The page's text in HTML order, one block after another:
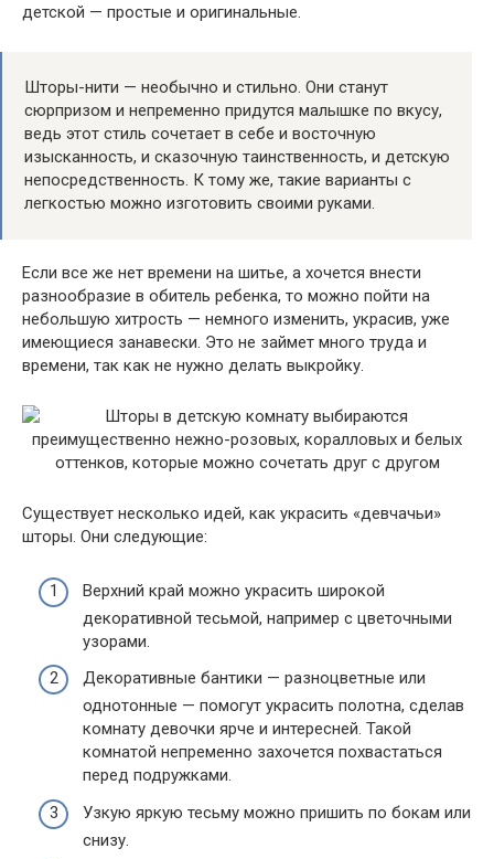
детской — простые и оригинальные.
Шторы-нити — необычно и стильно. Они станут
сюрпризом и непременно придутся малышке по вкусу,
ведь этот стиль сочетает в себе и восточную
изысканность, и сказочную таинственность, и детскую
непосредственность. К тому же, такие варианты с
легкостью можно изготовить своими руками.
Если все же нет времени на шитье, а хочется внести
разнообразие в обитель ребенка, то можно пойти на
небольшую хитрость — немного изменить, украсив, уже
имеющиеся занавески. Это не займет много труда и
времени, так как не нужно делать выкройку.
Существует несколько идей, как украсить «девчачьи»
шторы. Они следующие:
Верхний край можно украсить широкой
декоративной тесьмой, например с цветочными
узорами.
Декоративные бантики — разноцветные или
однотонные — помогут украсить полотна, сделав
комнату девочки ярче и интересней. Такой
комнатой непременно захочется похвастаться
перед подружками.
Узкую яркую тесьму можно пришить по бокам или
снизу.